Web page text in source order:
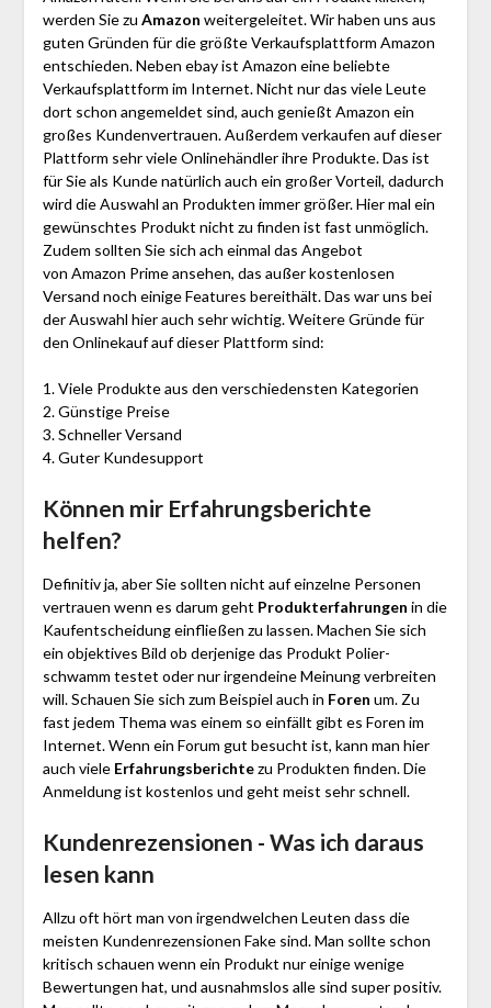
werden Sie zu Amazon weitergeleitet. Wir haben uns aus
guten Gründen für die größte Verkaufsplattform Amazon
entschieden. Neben ebay ist Amazon eine beliebte
Verkaufsplattform im Internet. Nicht nur das viele Leute
dort schon angemeldet sind, auch genießt Amazon ein
großes Kundenvertrauen. Außerdem verkaufen auf dieser
Plattform sehr viele Onlinehändler ihre Produkte. Das ist
für Sie als Kunde natürlich auch ein großer Vorteil, dadurch
wird die Auswahl an Produkten immer größer. Hier mal ein
gewünschtes Produkt nicht zu finden ist fast unmöglich.
Zudem sollten Sie sich ach einmal das Angebot
von Amazon Prime ansehen, das außer kostenlosen
Versand noch einige Features bereithält. Das war uns bei
der Auswahl hier auch sehr wichtig. Weitere Gründe für
den Onlinekauf auf dieser Plattform sind:
1. Viele Produkte aus den verschiedensten Kategorien
2. Günstige Preise
3. Schneller Versand
4. Guter Kundesupport
Können mir Erfahrungsberichte
helfen?
Definitiv ja, aber Sie sollten nicht auf einzelne Personen
vertrauen wenn es darum geht Produkterfahrungen in die
Kaufentscheidung einfließen zu lassen. Machen Sie sich
ein objektives Bild ob derjenige das Produkt Polier­
schwamm testet oder nur irgendeine Meinung verbreiten
will. Schauen Sie sich zum Beispiel auch in Foren um. Zu
fast jedem Thema was einem so einfällt gibt es Foren im
Internet. Wenn ein Forum gut besucht ist, kann man hier
auch viele Erfahrungsberichtezu Produkten finden. Die
Anmeldung ist kostenlos und geht meist sehr schnell.
Kundenrezensionen - Was ich daraus
lesen kann
Allzu oft hört man von irgendwelchen Leuten dass die
meisten Kundenrezensionen Fake sind. Man sollte schon
kritisch schauen wenn ein Produkt nur einige wenige
Bewertungen hat, und ausnahmslos alle sind super positiv.